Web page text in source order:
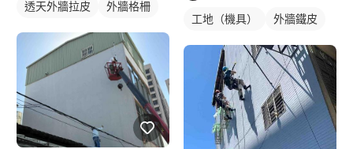
透天外牆拉皮 外牆格柵
工地（機具） 外牆鐵皮